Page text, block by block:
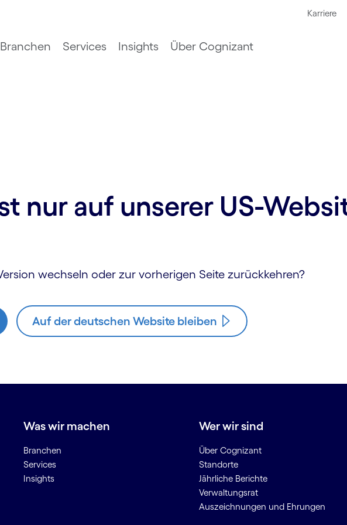
Karriere
Branchen Services Insights Über Cognizant
nur auf unserer US-
wechseln oder zur vorherigen Seite zurückkehren?
Auf der deutschen Website bleiben
Was wir machen
Branchen
Services
Insights
Wer wir sind
Über Cognizant
Standorte
Jährliche Berichte
Verwaltungsrat
Auszeichnungen und Ehrungen